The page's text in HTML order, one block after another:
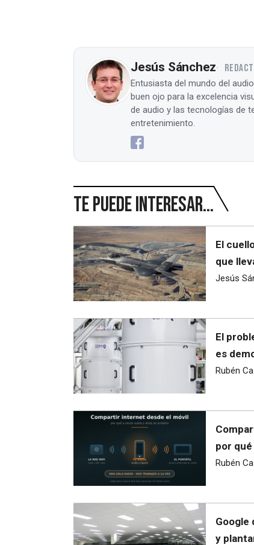
Jesús Sánchez
Entusiasta del mundo del
buen ojo para la excelencia
de audio y las tecnologías de
entretenimiento.
Te puede interesar...
El
que
Jesús
El
es
Rubén
por
Rubén
Google
y